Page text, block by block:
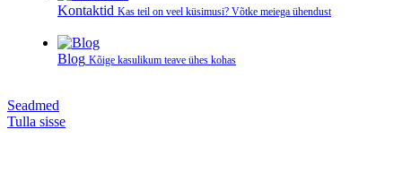
Kontaktid Kas teil on veel küsimusi? Võtke meiega ühendust
Blog Kõige kasulikum teave ühes kohas
Seadmed
Tulla sisse